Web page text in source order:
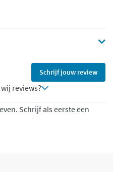
Schrijf jouw review
reviews?
Schrijf als eerste een